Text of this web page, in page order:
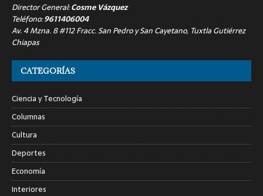
Director General:Cosme Vázquez
Teléfono:9611406004
Av. 4 Mzna. 8 #112 Fracc. San Pedro y San Cayetano, Tuxtla Gutiérrez
Chiapas
CATEGORÍAS
Ciencia y Tecnología
Columnas
Cultura
Deportes
Economía
Interiores